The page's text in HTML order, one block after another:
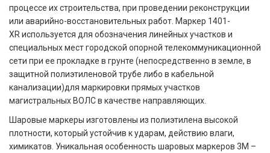
процессе их строительства, при проведении реконструкции
или аварийно-восстановительных работ. Маркер 1401-
XR используется для обозначения линейных участков и
специальных мест городской опорной телекоммуникационной
сети при ее прокладке в грунте (непосредственно в земле, в
защитной полиэтиленовой трубе либо в кабельной
канализации)для маркировки прямых участков
магистральных ВОЛС в качестве направляющих.
Шаровые маркеры изготовлены из полиэтилена высокой
плотности, который устойчив к ударам, действию влаги,
химикатов. Уникальная особенность шаровых маркеров 3М –